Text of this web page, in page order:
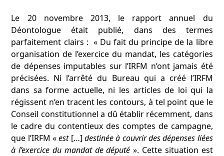
Le 20 novembre 2013, le rapport annuel du
Déontologue était publié, dans des termes
parfaitement clairs : « Du fait du principe de la libre
organisation de l’exercice du mandat, les catégories
de dépenses imputables sur l’IRFM n’ont jamais été
précisées. Ni l’arrêté du Bureau qui a créé l’IRFM
dans sa forme actuelle, ni les articles de loi qui la
régissent n’en tracent les contours, à tel point que le
Conseil constitutionnel a dû établir récemment, dans
le cadre du contentieux des comptes de campagne,
que l’IRFM «est […]destinée à couvrir des dépenses liées
à l’exercice du mandat de député». Cette situation est